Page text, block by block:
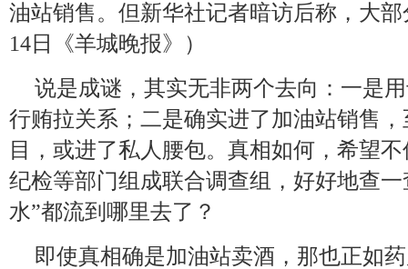
油站销售。但新华社记者暗访后称，大
14日《羊城晚报》）
说是成谜，其实无非两个去向：一是
行贿拉关系；二是确实进了加油站销售
目，或进了私人腰包。真相如何，希望
纪检等部门组成联合调查组，好好地查
水”都流到哪里去了？
即使真相确是加油站卖酒，那也正如